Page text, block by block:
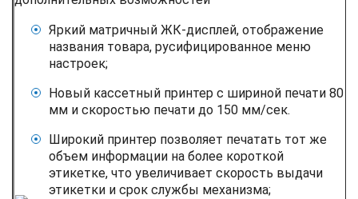
Яркий матричный ЖК-дисплей, отображение
названия товара, русифицированное меню
настроек;
Новый кассетный принтер с шириной печати 80
мм и скоростью печати до 150 мм/сек.
Широкий принтер позволяет печатать тот же
объем информации на более короткой
этикетке, что увеличивает скорость выдачи
этикетки и срок службы механизма;